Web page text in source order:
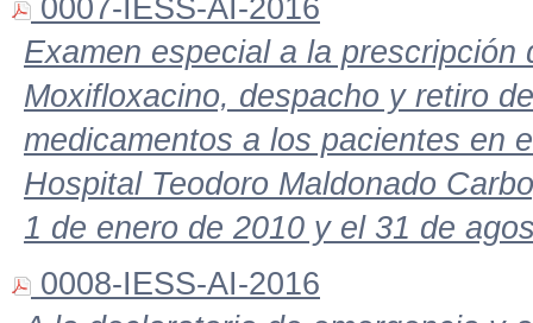
0007-IESS-AI-2016
Examen especial a la
Moxifloxacino, despacho y retiro
medicamentos a los pacientes en
Hospital Teodoro Maldonado
1 de enero de 2010 y el 31 de
0008-IESS-AI-2016